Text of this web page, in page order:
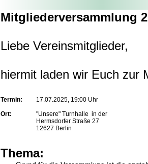
Mitgliederversammlung
Liebe Vereinsmitglieder,
hiermit laden wir Euch zur
Termin:
17.07.2025, 19:00 Uhr
Ort:
"Unsere" Turnhalle in der
Hermsdorfer Straße 27
12627 Berlin
Thema: